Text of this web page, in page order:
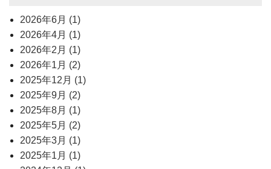
2026年6月 (1)
2026年4月 (1)
2026年2月 (1)
2026年1月 (2)
2025年12月 (1)
2025年9月 (2)
2025年8月 (1)
2025年5月 (2)
2025年3月 (1)
2025年1月 (1)